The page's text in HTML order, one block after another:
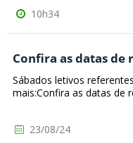
10h34
Confira as datas de
Sábados letivos
mais:Confira as datas de
23/08/24